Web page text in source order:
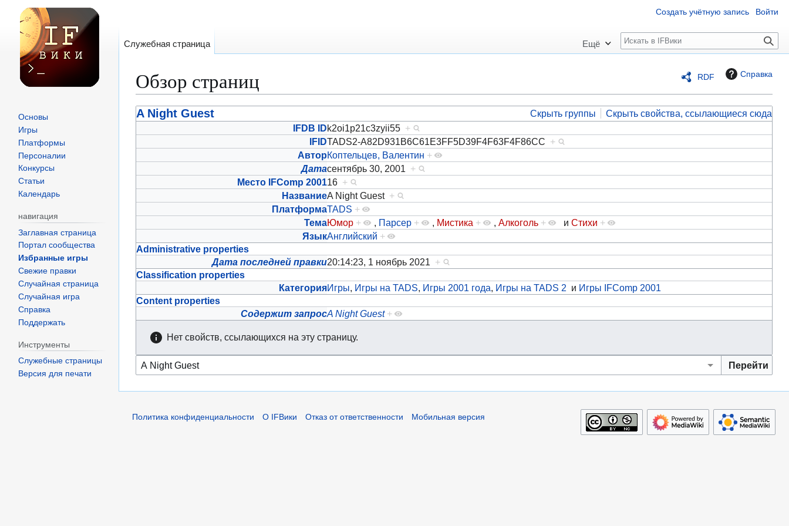
RDF Справка
Обзор страниц
Перейти
Перейти
A Night Guest Скрыть группы
Скрыть свойства, ссылающиеся сюда
IFDB IDk2oi1p21c3zyii55 +
IFIDTADS2-A82D931B6C61E3FF5D39F4F63F4F86CC +
АвторКоптельцев, Валентин +
Датасентябрь 30, 2001 +
Место IFComp 200116 +
НазваниеA Night Guest +
ПлатформаTADS +
ТемаЮмор + , Парсер + , Мистика + , Алкоголь + и Стихи +
ЯзыкАнглийский +
Administrative properties
Дата последней правки20:14:23, 1 ноябрь 2021 +
Classification properties
КатегорияИгры, Игры на TADS, Игры 2001 года, Игры на TADS 2 и Игры IFComp 2001
Content properties
Содержит запросA Night Guest +
Нет свойств, ссылающихся на эту страницу.
Создать учётную запись Войти
Служебная страница Ещё
П
о
к
Основы
Игры
Платформы
Персоналии
Конкурсы
Статьи
Календарь
навигация
Заглавная страница
Портал сообщества
Избранные игры
Свежие правки
Случайная страница
Случайная игра
Справка
Поддержать
Инструменты
Служебные страницы
Версия для печати
Политика конфиденциальности О IFВики Отказ от ответственности Мобильная версия